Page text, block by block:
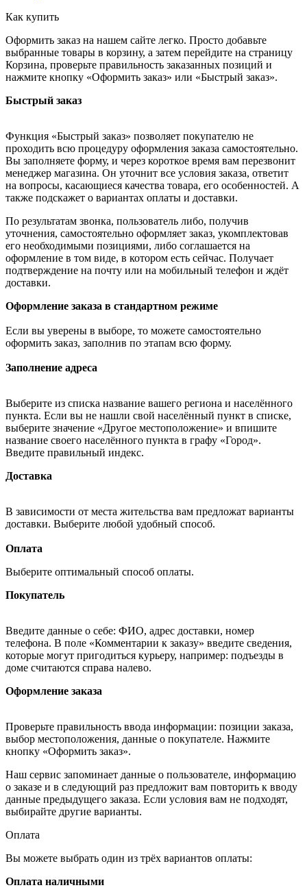
Как купить
Оформить заказ на нашем сайте легко. Просто добавьте
выбранные товары в корзину, а затем перейдите на страницу
Корзина, проверьте правильность заказанных позиций и
нажмите кнопку «Оформить заказ» или «Быстрый заказ».
Быстрый заказ
Функция «Быстрый заказ» позволяет покупателю не
проходить всю процедуру оформления заказа самостоятельно.
Вы заполняете форму, и через короткое время вам перезвонит
менеджер магазина. Он уточнит все условия заказа, ответит
на вопросы, касающиеся качества товара, его особенностей. А
также подскажет о вариантах оплаты и доставки.
По результатам звонка, пользователь либо, получив
уточнения, самостоятельно оформляет заказ, укомплектовав
его необходимыми позициями, либо соглашается на
оформление в том виде, в котором есть сейчас. Получает
подтверждение на почту или на мобильный телефон и ждёт
доставки.
Оформление заказа в стандартном режиме
Если вы уверены в выборе, то можете самостоятельно
оформить заказ, заполнив по этапам всю форму.
Заполнение адреса
Выберите из списка название вашего региона и населённого
пункта. Если вы не нашли свой населённый пункт в списке,
выберите значение «Другое местоположение» и впишите
название своего населённого пункта в графу «Город».
Введите правильный индекс.
Доставка
В зависимости от места жительства вам предложат варианты
доставки. Выберите любой удобный способ.
Оплата
Выберите оптимальный способ оплаты.
Покупатель
Введите данные о себе: ФИО, адрес доставки, номер
телефона. В поле «Комментарии к заказу» введите сведения,
которые могут пригодиться курьеру, например: подъезды в
доме считаются справа налево.
Оформление заказа
Проверьте правильность ввода информации: позиции заказа,
выбор местоположения, данные о покупателе. Нажмите
кнопку «Оформить заказ».
Наш сервис запоминает данные о пользователе, информацию
о заказе и в следующий раз предложит вам повторить к вводу
данные предыдущего заказа. Если условия вам не подходят,
выбирайте другие варианты.
Оплата
Вы можете выбрать один из трёх вариантов оплаты:
Оплата наличными